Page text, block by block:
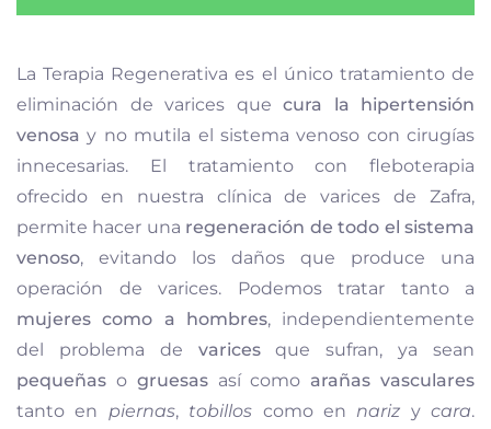
La Terapia Regenerativa es el único tratamiento de
eliminación de varices que cura la hipertensión
venosa y no mutila el sistema venoso con cirugías
innecesarias. El tratamiento con fleboterapia
ofrecido en nuestra clínica de varices de Zafra,
permite hacer una regeneración de todo el sistema
venoso, evitando los daños que produce una
operación de varices. Podemos tratar tanto a
mujeres como a hombres, independientemente
del problema de varicesque sufran, ya sean
pequeñas o gruesasasí comoarañas vasculares
tanto en piernas, tobillos como en nariz y cara.